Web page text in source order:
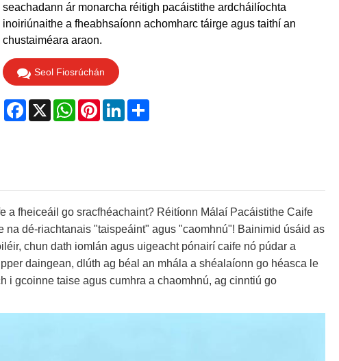
seachadann ár monarcha réitigh pacáistithe ardcháilíochta
inoiriúnaithe a fheabhsaíonn achomharc táirge agus taithí an
chustaiméara araon.
Seol Fiosrúchán
Facebook WhatsAppPinterestLinkedIn
a fheiceáil go sracfhéachaint? Réitíonn Málaí Pacáistithe Caife
dé-riachtanais "taispeáint" agus "caomhnú"! Bainimid úsáid as
chun dath iomlán agus uigeacht pónairí caife nó púdar a
daingean, dlúth ag béal an mhála a shéalaíonn go héasca le
i gcoinne taise agus cumhra a chaomhnú, ag cinntiú go